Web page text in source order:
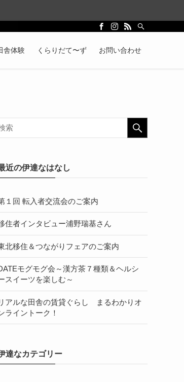
舎体験 くらりだて〜ず お問い合わせ
近の伊達なはなし
１回 転入者交流会のご案内
住者インタビュー浦野瑞基さん
北移住＆つながりフェアのご案内
モグモグ会～漢方茶７種類＆ヘルシ
スイーツを楽しむ～
アルな田舎の賃貸ぐらし まるわかりオ
ライントーク！
達なカテゴリー